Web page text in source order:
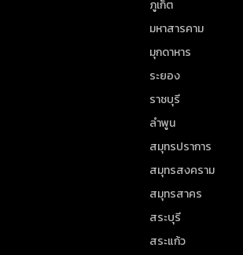
ภูเก็ต
มหาสารคาม
มุกดาหาร
ระยอง
ราชบุรี
ลำพูน
สมุทรปราการ
สมุทรสงคราม
สมุทรสาคร
สระบุรี
สระแก้ว